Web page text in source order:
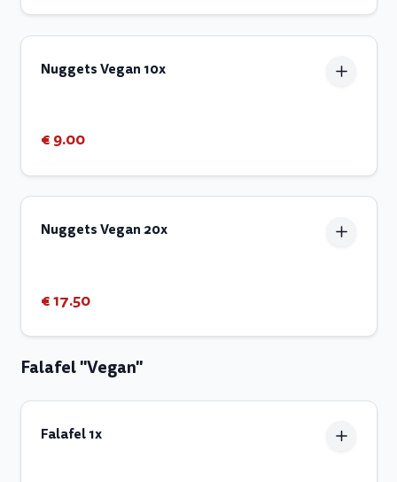
Nuggets Vegan 10x
€ 9.00
Nuggets Vegan 20x
€ 17.50
Falafel "Vegan"
Falafel 1x